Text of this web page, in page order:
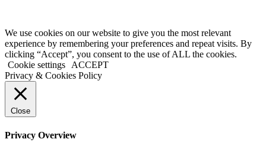
We use cookies on our website to give you the most relevant
experience by remembering your preferences and repeat visits. By
clicking “Accept”, you consent to the use of ALL the cookies.
Cookie settings
ACCEPT
Privacy & Cookies Policy
Close
Privacy Overview